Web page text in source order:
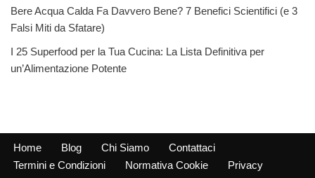
Bere Acqua Calda Fa Davvero Bene? 7 Benefici Scientifici (e 3
Falsi Miti da Sfatare)
I 25 Superfood per la Tua Cucina: La Lista Definitiva per
un’Alimentazione Potente
Home Blog Chi Siamo
Contattaci
Termini e Condizioni
Normativa Cookie
Privacy